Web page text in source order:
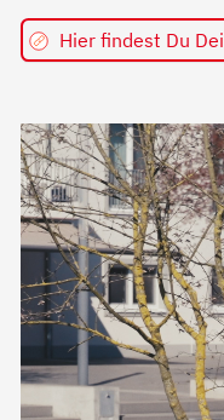
Hier findest Du